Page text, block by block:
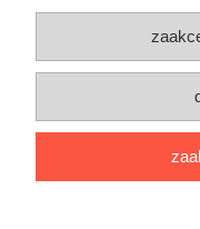
44-203